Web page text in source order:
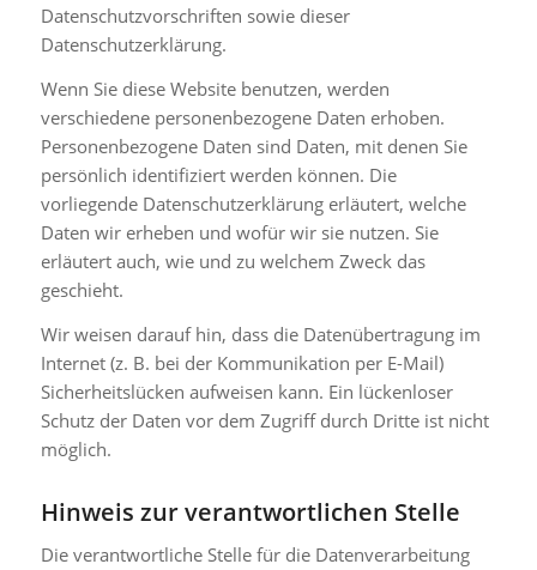
Datenschutzvorschriften sowie dieser
Datenschutzerklärung.
Wenn Sie diese Website benutzen, werden
verschiedene personenbezogene Daten erhoben.
Personenbezogene Daten sind Daten, mit denen Sie
persönlich identifiziert werden können. Die
vorliegende Datenschutzerklärung erläutert, welche
Daten wir erheben und wofür wir sie nutzen. Sie
erläutert auch, wie und zu welchem Zweck das
geschieht.
Wir weisen darauf hin, dass die Datenübertragung im
Internet (z. B. bei der Kommunikation per E-Mail)
Sicherheitslücken aufweisen kann. Ein lückenloser
Schutz der Daten vor dem Zugriff durch Dritte ist nicht
möglich.
Hinweis zur verantwortlichen Stelle
Die verantwortliche Stelle für die Datenverarbeitung